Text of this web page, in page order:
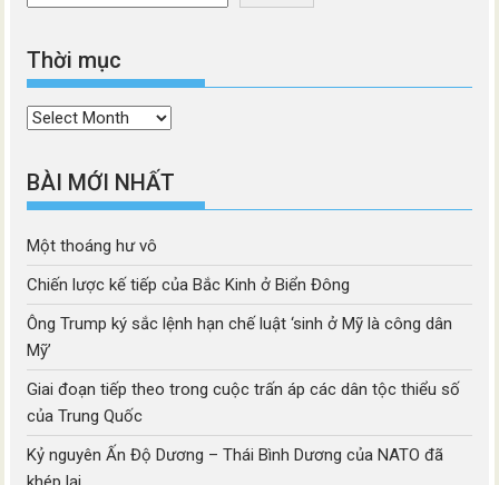
Thời mục
Thời
BÀI MỚI NHẤT
Một thoáng hư vô
Chiến lược kế tiếp của Bắc Kinh ở Biển Đông
Ông Trump ký sắc lệnh hạn chế luật ‘sinh ở Mỹ là công dân
Mỹ’
Giai đoạn tiếp theo trong cuộc trấn áp các dân tộc thiểu số
của Trung Quốc
Kỷ nguyên Ấn Độ Dương – Thái Bình Dương của NATO đã